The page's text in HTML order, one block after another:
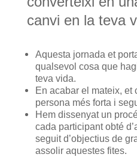
canvi en la teva
Aquesta jornada et
qualsevol cosa que
teva vida.
En acabar el mateix, et
persona més forta i
Hem dissenyat un
cada participant obté
seguit d’objectius de
assolir aquestes fites.